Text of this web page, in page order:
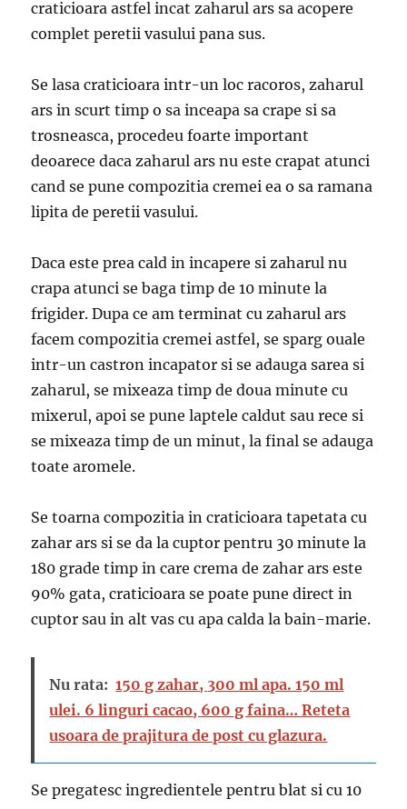
craticioara astfel incat zaharul ars sa acopere
complet peretii vasului pana sus.
Se lasa craticioara intr-un loc racoros, zaharul
ars in scurt timp o sa inceapa sa crape si sa
trosneasca, procedeu foarte important
deoarece daca zaharul ars nu este crapat atunci
cand se pune compozitia cremei ea o sa ramana
lipita de peretii vasului.
Daca este prea cald in incapere si zaharul nu
crapa atunci se baga timp de 10 minute la
frigider. Dupa ce am terminat cu zaharul ars
facem compozitia cremei astfel, se sparg ouale
intr-un castron incapator si se adauga sarea si
zaharul, se mixeaza timp de doua minute cu
mixerul, apoi se pune laptele caldut sau rece si
se mixeaza timp de un minut, la final se adauga
toate aromele.
Se toarna compozitia in craticioara tapetata cu
zahar ars si se da la cuptor pentru 30 minute la
180 grade timp in care crema de zahar ars este
90% gata, craticioara se poate pune direct in
cuptor sau in alt vas cu apa calda la bain-marie.
Nu rata: 150 g zahar, 300 ml apa. 150 ml
ulei. 6 linguri cacao, 600 g faina… Reteta
usoara de prajitura de post cu glazura.
Se pregatesc ingredientele pentru blat si cu 10